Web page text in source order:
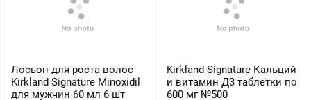
Лосьон для роста волос
Kirkland Signature Minoxidil
для мужчин 60 мл 6 шт
Kirkland Signature Кальций
и витамин Д3 таблетки по
600 мг №500